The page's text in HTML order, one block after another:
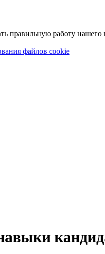
правильную работу нашего
файлов cookie